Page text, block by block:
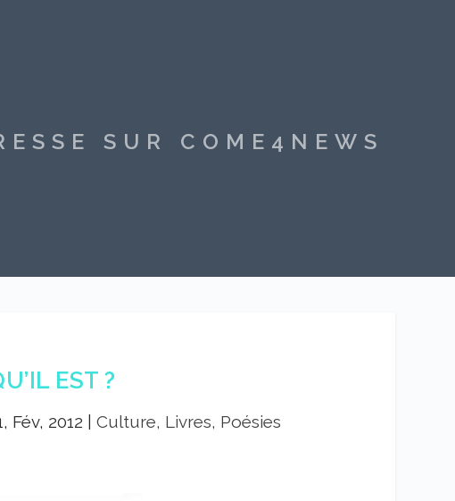
SUR COME4NEWS
EST ?
Fév, 2012 Culture, Livres, Poésies